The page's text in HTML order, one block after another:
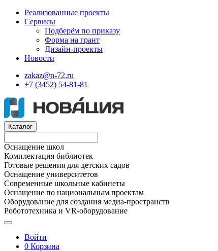
Реализованные проекты
Сервисы
Подберём по приказу
Форма на грант
Дизайн-проекты
Новости
zakaz@n-72.ru
+7 (3452) 54-81-81
Каталог
Оснащение школ
Комплектация библиотек
Готовые решения для детских садов
Оснащение университетов
Современные школьные кабинеты
Оснащение по национальным проектам
Оборудование для создания медиа-пространств
Робототехника и VR-оборудование
Войти
0 Корзина